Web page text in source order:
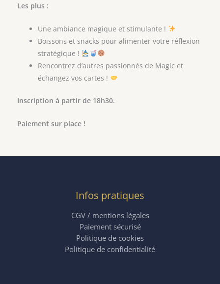
Les plus :
Une ambiance magique et stimulante !
Boissons et snacks pour alimenter votre réflexion
stratégique !
Rencontrez d’autres passionnés de Magic et
échangez vos cartes !
Inscription à partir de 18h30.
Paiement sur place !
Infos pratiques
CGV / mentions légales
Paiement sécurisé
Politique de cookies
Politique de confidentialité